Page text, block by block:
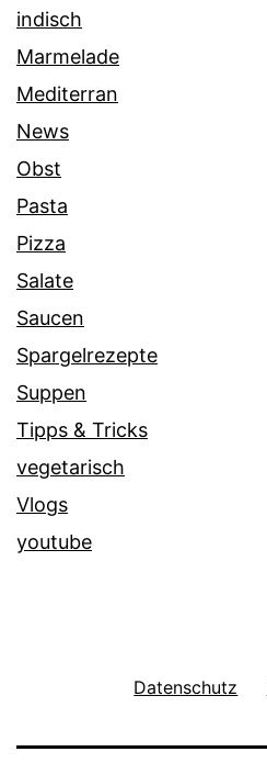
indisch
Marmelade
Mediterran
News
Obst
Pasta
Pizza
Salate
Saucen
Spargelrezepte
Suppen
Tipps & Tricks
vegetarisch
Vlogs
youtube
Datenschutz